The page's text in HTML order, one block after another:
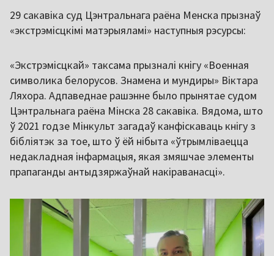
29 сакавіка суд Цэнтральнага раёна Менска прызнаў
«экстрэмісцкімі матэрыяламі» наступныя рэсурсы:
«Экстрэмісцкай» таксама прызналі кнігу «Военная
символика белорусов. Знамена и мундиры» Віктара
Ляхора. Адпаведнае рашэнне было прынятае судом
Цэнтральнага раёна Мінска 28 сакавіка. Вядома, што
ў 2021 годзе Мінкульт загадаў канфіскаваць кнігу з
бібліятэк за тое, што ў ёй нібыта «ўтрымліваецца
недакладная інфармацыя, якая змяшчае элементы
прапаганды антыдзяржаўнай накіраванасці».